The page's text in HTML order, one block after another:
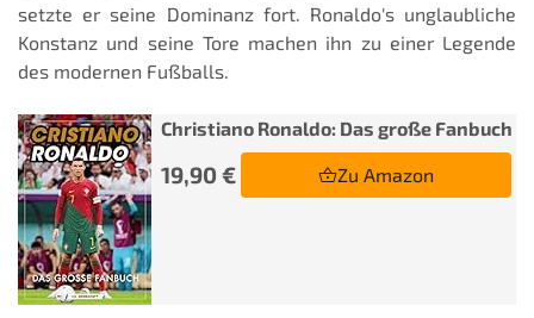
setzte er seine Dominanz fort. Ronaldo's unglaubliche
Konstanz und seine Tore machen ihn zu einer Legende
des modernen Fußballs.
Christiano Ronaldo: Das große Fanbuch
19,90 € Zu Amazon